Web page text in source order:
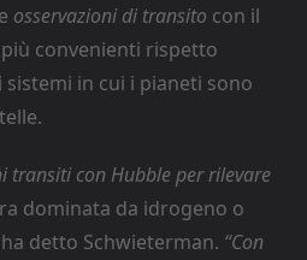
osservazioni di transito con il
convenienti rispetto
sistemi in cui i pianeti sono
transiti con Hubble per rilevare
dominata da idrogeno o
detto Schwieterman. “Con